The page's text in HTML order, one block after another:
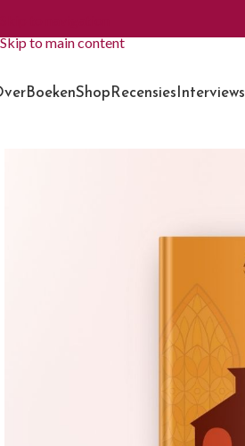
Skip to main content
BoekenShop Recensies Interviews